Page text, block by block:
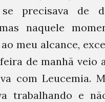
precisava de
naquele
meu alcance,
de manhã veio
com Leucemia.
trabalhando e